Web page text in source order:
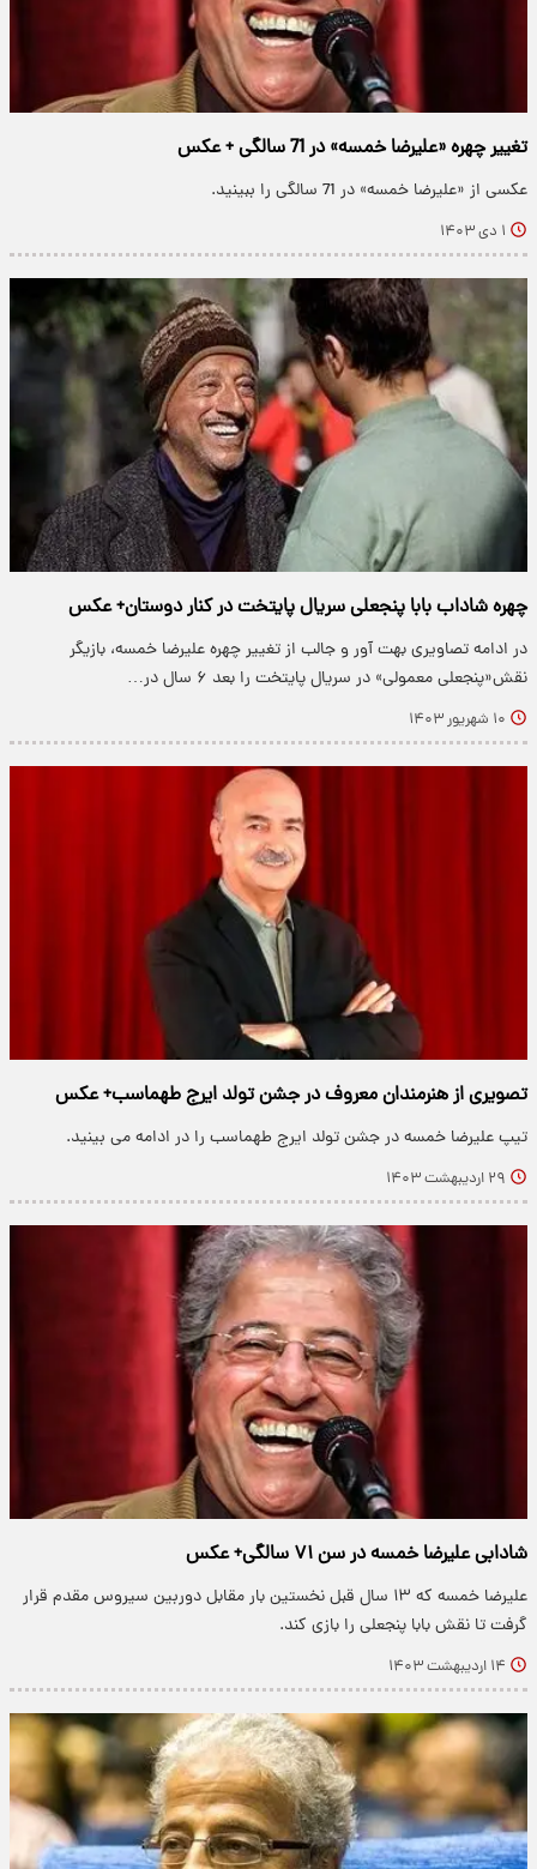
تغییر چهره «علیرضا خمسه» در 71 سالگی + عکس
عکسی از «علیرضا خمسه» در 71 سالگی را ببینید.
۱ دی ۱۴۰۳
چهره شاداب بابا پنجعلی سریال پایتخت در کنار دوستان+ عکس
در ادامه تصاویری بهت آور و جالب از تغییر چهره علیرضا خمسه، بازیگر
نقش«پنجعلی معمولی» در سریال پایتخت را بعد ۶ سال در…
۱۰ شهریور ۱۴۰۳
تصویری از هنرمندان معروف در جشن تولد ایرج طهماسب+ عکس
تیپ علیرضا خمسه در جشن تولد ایرج طهماسب را در ادامه می بینید.
۲۹ اردیبهشت ۱۴۰۳
شادابی علیرضا خمسه در سن ۷۱ سالگی+ عکس
علیرضا خمسه که ۱۳ سال قبل نخستین بار مقابل دوربین سیروس مقدم قرار
گرفت تا نقش بابا پنجعلی را بازی کند.
۱۴ اردیبهشت ۱۴۰۳